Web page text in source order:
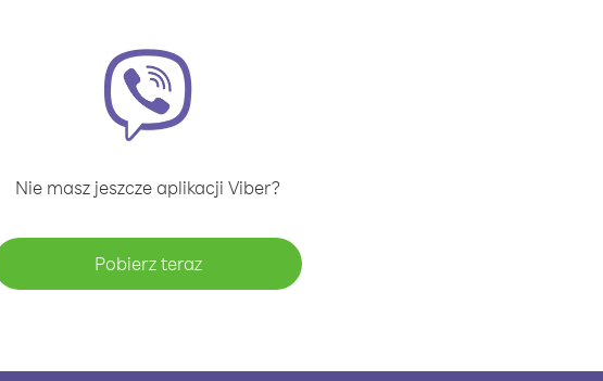
Nie masz jeszcze aplikacji Viber?
Pobierz teraz